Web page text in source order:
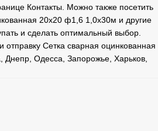
Контакты. Можно также посетить
20х20 ф1,6 1,0х30м и другие
и сделать оптимальный выбор.
Сетка сварная оцинкованная
Одесса, Запорожье, Харьков,